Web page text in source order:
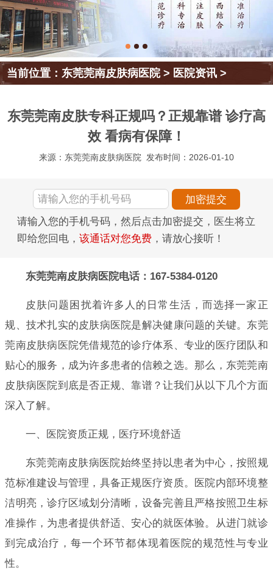
当前位置：东莞莞南皮肤病医院> 医院资讯 >
东莞莞南皮肤专科正规吗？正规靠谱 诊疗高
效 看病有保障！
来源：东莞莞南皮肤病医院 发布时间：2026-01-10
请输入您的手机号码，然后点击加密提交，医生将立
即给您回电， 该通话对您免费 ，请放心接听！
东莞莞南皮肤病医院电话：167-5384-0120
皮肤问题困扰着许多人的日常生活，而选择一家正
规、技术扎实的皮肤病医院是解决健康问题的关键。东莞
莞南皮肤病医院凭借规范的诊疗体系、专业的医疗团队和
贴心的服务，成为许多患者的信赖之选。那么，东莞莞南
皮肤病医院到底是否正规、靠谱？让我们从以下几个方面
深入了解。
一、医院资质正规，医疗环境舒适
东莞莞南皮肤病医院始终坚持以患者为中心，按照规
范标准建设与管理，具备正规医疗资质。医院内部环境整
洁明亮，诊疗区域划分清晰，设备完善且严格按照卫生标
准操作，为患者提供舒适、安心的就医体验。从进门就诊
到完成治疗，每一个环节都体现着医院的规范性与专业
性。